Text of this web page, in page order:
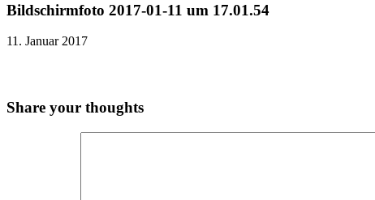
Bildschirmfoto 2017-01-11 um 17.01.54
11. Januar 2017
Share your thoughts